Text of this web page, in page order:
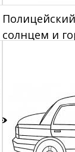
солнцем и